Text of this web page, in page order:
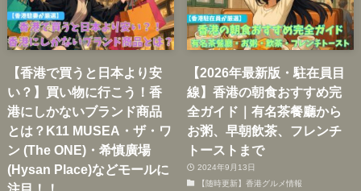
【香港で買うと日本より安
い？】買い物に行こう！香
港にしかないブランド商品
とは？K11 MUSEA・ザ・ワ
ン (The ONE)・希慎廣場
(Hysan Place)などモールに
【2026年最新版・駐在員目
線】香港の朝食おすすめ完
全ガイド｜有名茶餐廳から
お粥、早朝飲茶、フレンチ
トーストまで
2024年9月13日
【随時更新】香港グルメ情報